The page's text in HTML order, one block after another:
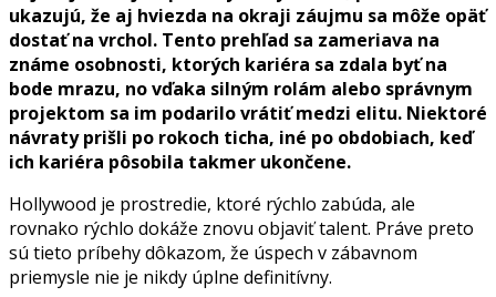
ukazujú, že aj hviezda na okraji záujmu sa môže opäť
dostať na vrchol. Tento prehľad sa zameriava na
známe osobnosti, ktorých kariéra sa zdala byť na
bode mrazu, no vďaka silným rolám alebo správnym
projektom sa im podarilo vrátiť medzi elitu. Niektoré
návraty prišli po rokoch ticha, iné po obdobiach, keď
ich kariéra pôsobila takmer ukončene.
Hollywood je prostredie, ktoré rýchlo zabúda, ale
rovnako rýchlo dokáže znovu objaviť talent. Práve preto
sú tieto príbehy dôkazom, že úspech v zábavnom
priemysle nie je nikdy úplne definitívny.